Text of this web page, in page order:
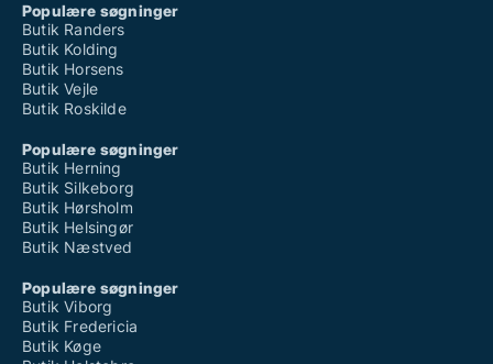
Populære søgninger
Butik Randers
Butik Kolding
Butik Horsens
Butik Vejle
Butik Roskilde
Populære søgninger
Butik Herning
Butik Silkeborg
Butik Hørsholm
Butik Helsingør
Butik Næstved
Populære søgninger
Butik Viborg
Butik Fredericia
Butik Køge